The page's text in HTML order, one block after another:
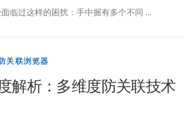
临过这样的困扰：手中握有多个不同 …
关联浏览器
解析：多维度防关联技术